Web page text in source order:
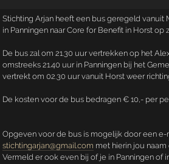
Stichting Arjan heeft een bus geregeld vanuit
in Panningen naar Core for Benefit in Horst op
De bus zal om 21.30 uur vertrekken op het
omstreeks 21.40 uur in Panningen bij het
vertrekt om 02.30 uur vanuit Horst weer
De kosten voor de bus bedragen € 10,- per
Opgeven voor de bus is mogelijk door een e-
stichtingarjan@gmail.com met hierin jou naam
Vermeld er ook even bij of je in Panningen of